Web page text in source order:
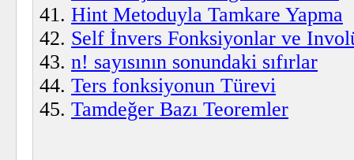
Hint Metoduyla Tamkare Yapma
Self İnvers Fonksiyonlar ve
n! sayısının sonundaki sıfırlar
Ters fonksiyonun Türevi
Tamdeğer Bazı Teoremler